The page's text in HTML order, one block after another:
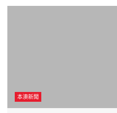
本澳新聞